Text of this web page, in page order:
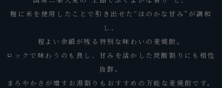
麹に米を使用したことで引き出せた“ほのかな甘み”が調和
し、
程よい余韻が残る特別な味わいの麦焼酎。
ロックで味わうのも良し、甘みを活かした炭酸割りにも相性
抜群。
まろやかさが増すお湯割りもおすすめの万能な麦焼酎です。